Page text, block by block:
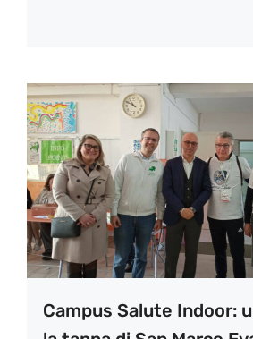
Campus Salute Indoor: